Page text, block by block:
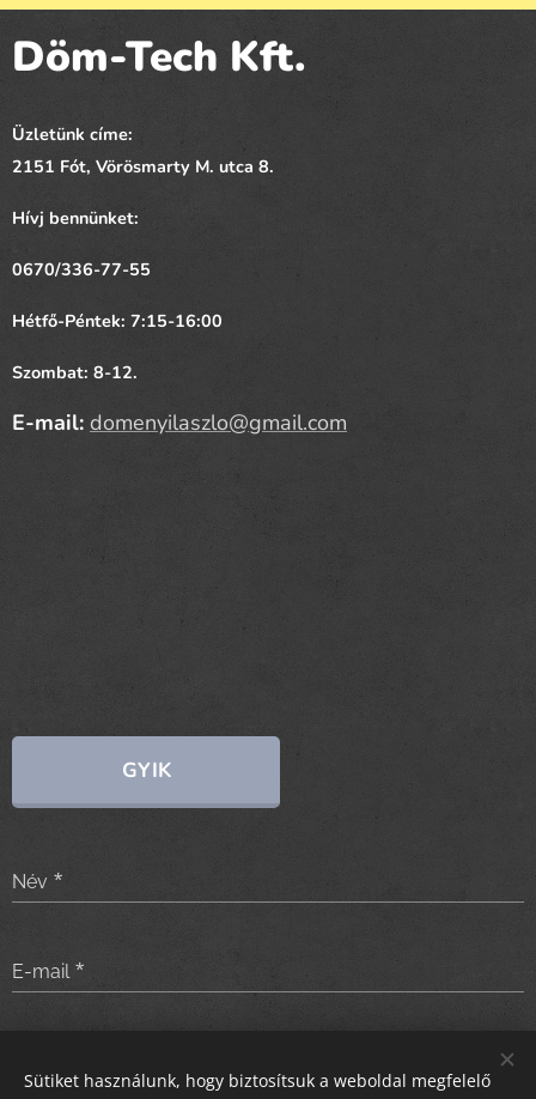
Döm-Tech Kft.
Üzletünk címe:
2151 Fót, Vörösmarty M. utca 8.
Hívj bennünket:
0670/336-77-55
Hétfő-Péntek: 7:15-16:00
Szombat: 8-12.
E-mail: domenyilaszlo@gmail.com
GYIK
Név
E-mail
Sütiket használunk, hogy biztosítsuk a weboldal megfelelő